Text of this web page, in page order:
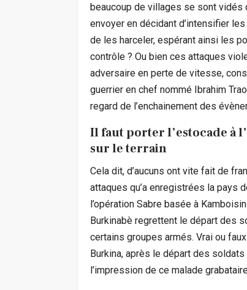
beaucoup de villages se sont
envoyer en décidant d’intensifier
de les harceler, espérant ainsi les
contrôle ? Ou bien ces attaques
adversaire en perte de vitesse,
guerrier en chef nommé Ibrahim
regard de l’enchainement des
Il faut porter l’estocade à
sur le terrain
Cela dit, d’aucuns ont vite fait de
attaques qu’a enregistrées la pays
l’opération Sabre basée à
Burkinabè regrettent le départ des
certains groupes armés. Vrai ou
Burkina, après le départ des
l’impression de ce malade